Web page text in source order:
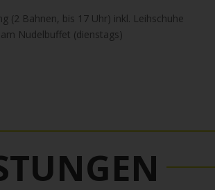
(2 Bahnen, bis 17 Uhr) inkl. Leihschuhe
Nudelbuffet (dienstags)